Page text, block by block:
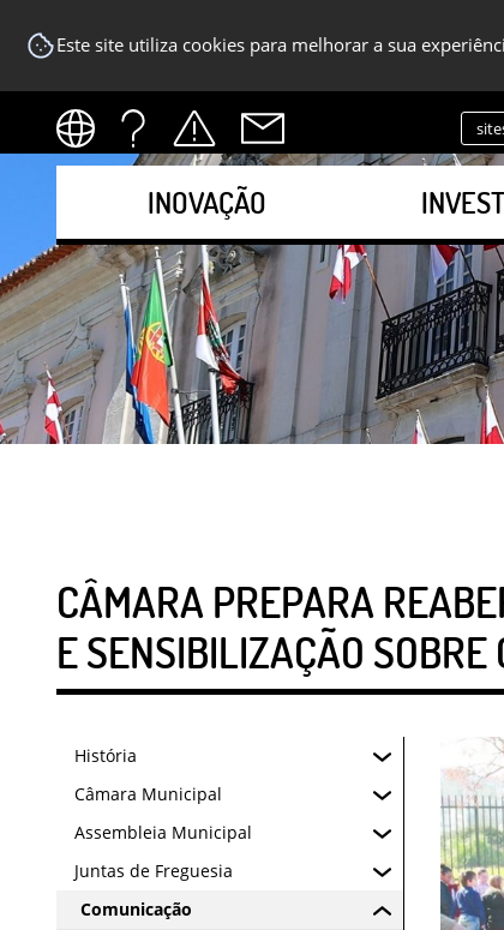
Este site utiliza cookies para melhorar a sua
INOVAÇÃO
CÂMARA PREPARA
E SENSIBILIZAÇÃO SOBRE
História
Câmara Municipal
Assembleia Municipal
Juntas de Freguesia
Comunicação